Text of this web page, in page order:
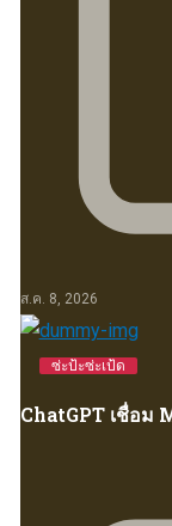
ส.ค. 8, 2026
ซ่ะป้ะซ่ะเป้ด
ChatGPT เชื่อม